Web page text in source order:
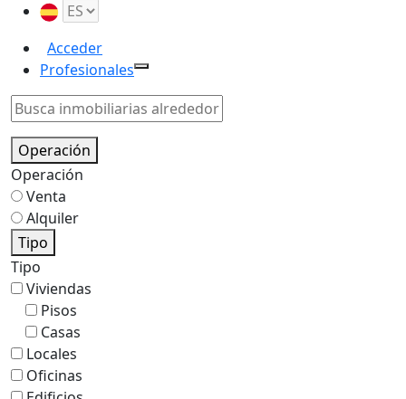
Acceder
Profesionales
Operación
Operación
Venta
Alquiler
Tipo
Tipo
Viviendas
Pisos
Casas
Locales
Oficinas